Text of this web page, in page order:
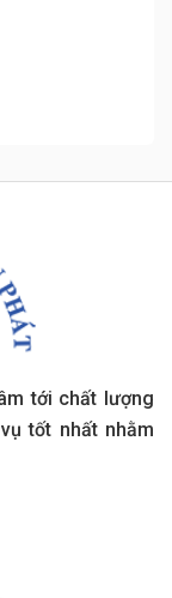
tới chất lượng
tốt nhất nhằm